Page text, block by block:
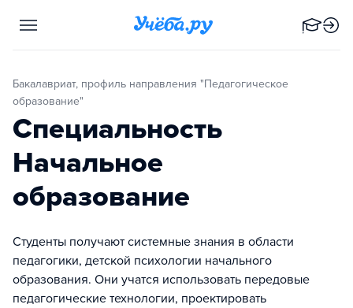
Бакалавриат, профиль направления "Педагогическое
образование"
Специальность
Начальное
образование
Студенты получают системные знания в области
педагогики, детской психологии начального
образования. Они учатся использовать передовые
педагогические технологии, проектировать